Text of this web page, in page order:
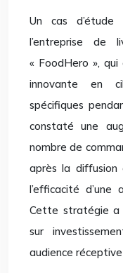
Un cas
l’entreprise de
« FoodHero »,
innovante en
spécifiques
constaté une
nombre de
après la diffusion
l’efficacité
Cette stratégie a
sur
audience